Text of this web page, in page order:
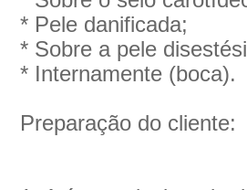
* Pele danificada;
* Sobre a pele
* Internamente (boca).
Preparação do cliente: